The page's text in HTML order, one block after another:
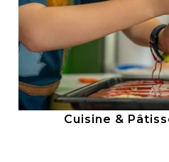
Cuisine &